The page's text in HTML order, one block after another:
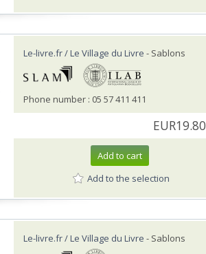
Le-livre.fr / Le Village du Livre - Sablons
Phone number : 05 57 411 411
EUR19.80
Add to cart
Add to the selection
Le-livre.fr / Le Village du Livre - Sablons